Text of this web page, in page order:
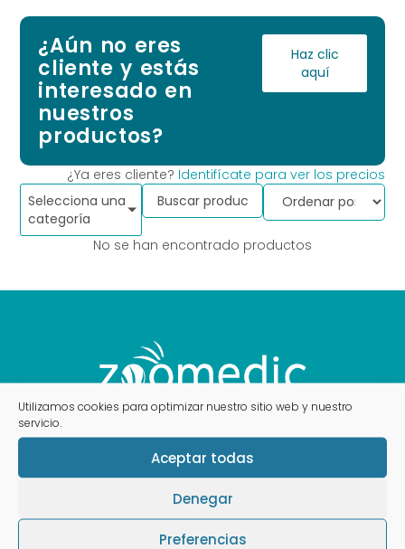
Utilizamos cookies para optimizar nuestro sitio web y nuestro
servicio.
Aceptar todas
Denegar
Preferencias
¿Aún no eres
cliente y estás
interesado en
nuestros
productos?
Haz clic
aquí
¿Ya eres cliente? Identifícate para ver los precios
Selecciona una
categoría
No se han encontrado productos
Contacto
Calle Acero, 12, Valladolid 47012
983 23 52 01